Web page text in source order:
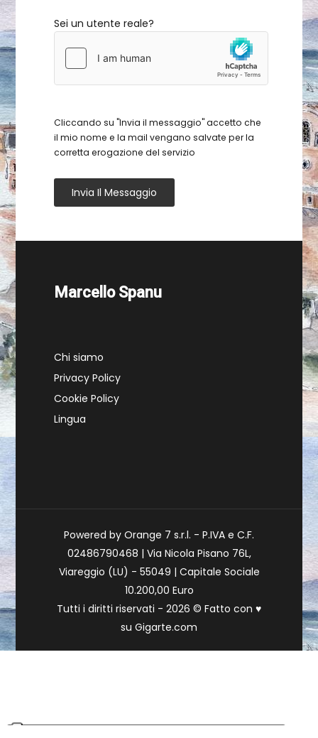
Sei un utente reale?
Cliccando su "Invia il messaggio" accetto che
il mio nome e la mail vengano salvate per la
corretta erogazione del servizio
Invia Il Messaggio
Marcello Spanu
Chi siamo
Privacy Policy
Cookie Policy
Lingua
Powered by Orange 7 s.r.l. - P.IVA e C.F.
02486790468 | Via Nicola Pisano 76L,
Viareggio (LU) - 55049 | Capitale Sociale
10.200,00 Euro
Tutti i diritti riservati - 2026 © Fatto con ♥
su Gigarte.com